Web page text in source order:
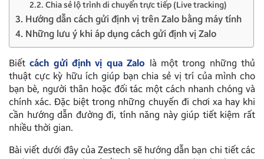
2.2. Chia sẻ lộ trình di chuyển trực tiếp (Live tracking)
3. Hướng dẫn cách gửi định vị trên Zalo bằng máy tính
4. Những lưu ý khi áp dụng cách gửi định vị Zalo
Biếtcách gửi định vị qua Zalo là một trong những thủ
thuật cực kỳ hữu ích giúp bạn chia sẻ vị trí của mình cho
bạn bè, người thân hoặc đối tác một cách nhanh chóng và
chính xác. Đặc biệt trong những chuyến đi chơi xa hay khi
cần hướng dẫn đường đi, tính năng này giúp tiết kiệm rất
nhiều thời gian.
Bài viết dưới đây của Zestech sẽ hướng dẫn bạn chi tiết các